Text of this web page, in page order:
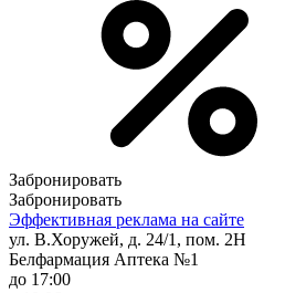
Забронировать
Забронировать
Эффективная реклама на сайте
ул. В.Хоружей, д. 24/1, пом. 2Н
Белфармация Аптека №1
до 17:00